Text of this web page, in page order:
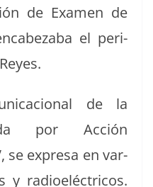
de Exa­m­en de
el peri­
de la
por Acción
se expre­sa en var­
y radioeléc­tri­cos.